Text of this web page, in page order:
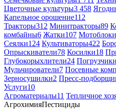
Цветочные культуры3 458
Капельное орошение112
Тракторы312 Минитракторы89
комбайны6 Жатки107 Мотоблоки
Сеялки124 Культиваторы422
Опрыскиватели78 Косилки18
Глубокорыхлители24 Погрузчики
Мульчирователи7 Посевные
Зерносушилки2 Пресс-
Услуги10
Агроматериалы11 Тепличное
АгрохимияПестициды